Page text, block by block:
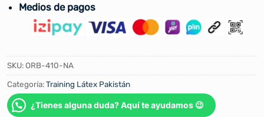
Medios de pagos
SKU:ORB-410-NA
Categoría:Training Látex Pakistán
¿Tienes alguna duda? Aquí te ayudamos 😉